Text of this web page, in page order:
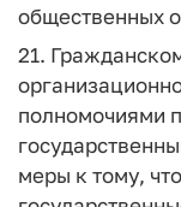
общественных
21.
полномочиями
меры к тому,